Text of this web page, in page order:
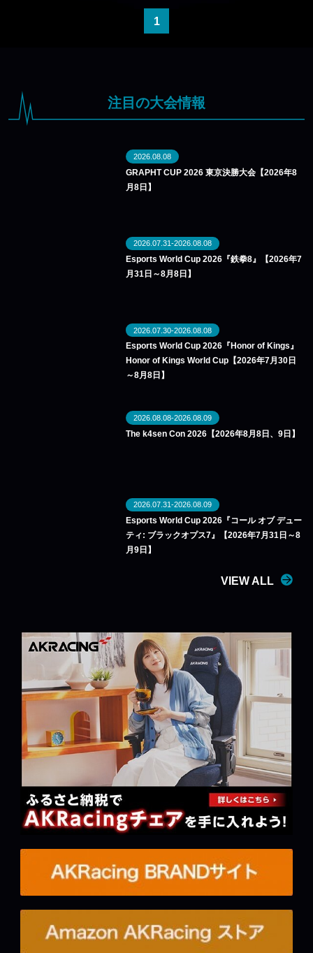
1
注目の大会情報
2026.08.08
GRAPHT CUP 2026 東京決勝大会【2026年8
月8日】
2026.07.31-2026.08.08
Esports World Cup 2026『鉄拳8』【2026年7
月31日～8月8日】
2026.07.30-2026.08.08
Esports World Cup 2026『Honor of Kings』
Honor of Kings World Cup【2026年7月30日
～8月8日】
2026.08.08-2026.08.09
The k4sen Con 2026【2026年8月8日、9日】
2026.07.31-2026.08.09
Esports World Cup 2026『コール オブ デュー
ティ: ブラックオプス7』【2026年7月31日～8
月9日】
VIEW ALL